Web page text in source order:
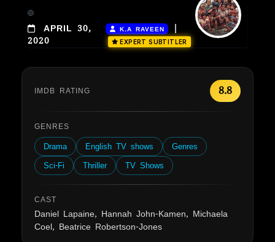
APRIL 30,
2020
K.A RAVEEN
EXPERT SUBTITLER
IMDB RATING 8.8
GENRES
Drama English TV shows
Genres
Sci-Fi
Thriller TV Shows
CAST
Daniel Lapaine, Hannah John-Kamen, Michaela
Coel, Beatrice Robertson-Jones